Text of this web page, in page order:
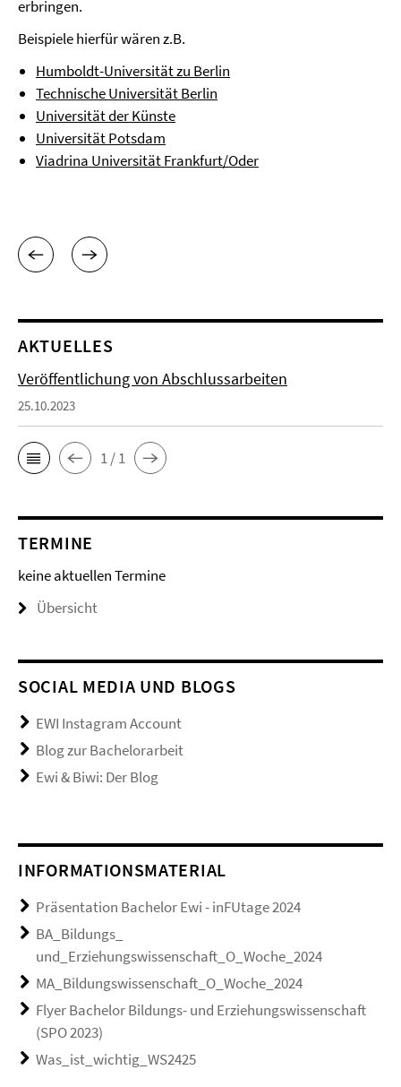
erbringen.
Beispiele hierfür wären z.B.
Humboldt-Universität zu Berlin
Technische Universität Berlin
Universität der Künste
Universität Potsdam
Viadrina Universität Frankfurt/Oder
AKTUELLES
Veröffentlichung von Abschlussarbeiten
25.10.2023
1 / 1
TERMINE
keine aktuellen Termine
Übersicht
SOCIAL MEDIA UND BLOGS
EWI Instagram Account
Blog zur Bachelorarbeit
Ewi & Biwi: Der Blog
INFORMATIONSMATERIAL
Präsentation Bachelor Ewi - inFUtage 2024
BA_Bildungs_
und_Erziehungswissenschaft_O_Woche_2024
MA_Bildungswissenschaft_O_Woche_2024
Flyer Bachelor Bildungs- und Erziehungswissenschaft
(SPO 2023)
Was_ist_wichtig_WS2425